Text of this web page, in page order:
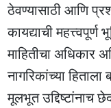
ठेवण्यासाठी आणि
कायद्याची महत्त्वपूर्ण
माहितीचा अधिकार
नागरिकांच्या
मूलभूत उद्दिष्टांनाच